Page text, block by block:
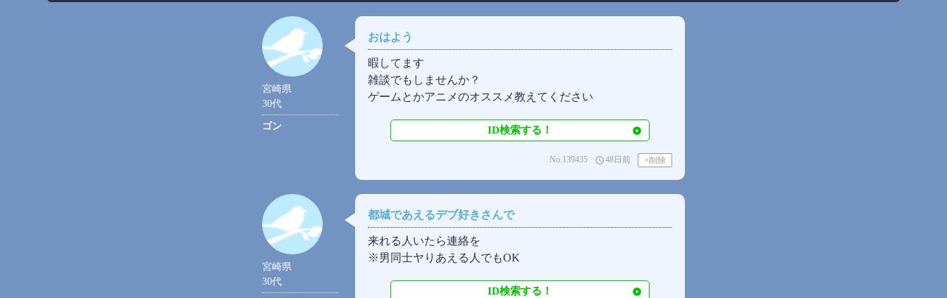
宮崎県
30代
ゴン
おはよう
暇してます
雑談でもしませんか？
ゲームとかアニメのオススメ教えてください
ID検索する！
access_time48日前
No.139435
宮崎県
30代
都城であえるデブ好きさんで
来れる人いたら連絡を
※男同士ヤりあえる人でもOK
ID検索する！